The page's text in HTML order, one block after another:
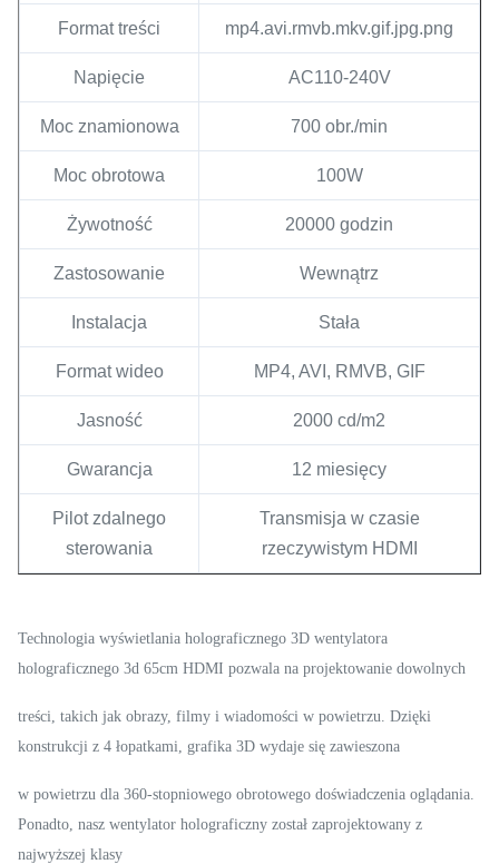
Format treści mp4.avi.rmvb.mkv.gif.jpg.png
Napięcie AC110-240V
Moc znamionowa 700 obr./min
Moc obrotowa 100W
Żywotność 20000 godzin
Zastosowanie Wewnątrz
Instalacja Stała
Format wideo MP4, AVI, RMVB, GIF
Jasność 2000 cd/m2
Gwarancja 12 miesięcy
Pilot zdalnego
sterowania
Transmisja w czasie
rzeczywistym HDMI
Technologia wyświetlania holograficznego 3D wentylatora
holograficznego 3d 65cm HDMI pozwala na projektowanie dowolnych
treści, takich jak obrazy, filmy i wiadomości w powietrzu. Dzięki
konstrukcji z 4 łopatkami, grafika 3D wydaje się zawieszona
w powietrzu dla 360-stopniowego obrotowego doświadczenia oglądania.
Ponadto, nasz wentylator holograficzny został zaprojektowany z
najwyższej klasy